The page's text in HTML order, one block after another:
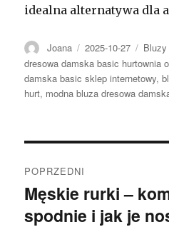
idealna alternatywa dla
Autor
Joana Opublikowano
2025-10-27
dresowa damska basic hurtownia
damska basic sklep internetowy,
hurt, modna bluza dresowa
wpisu
POPRZEDNI
Poprzedni
wpis:
Męskie rurki –
spodnie i jak je